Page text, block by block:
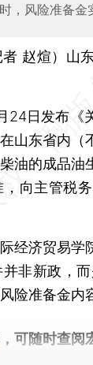
，风险准备
赵煊） 山
日发布《
山东省内（
油的成品油
向主管税
济贸易学
非新政，
险准备金内
，可随时查